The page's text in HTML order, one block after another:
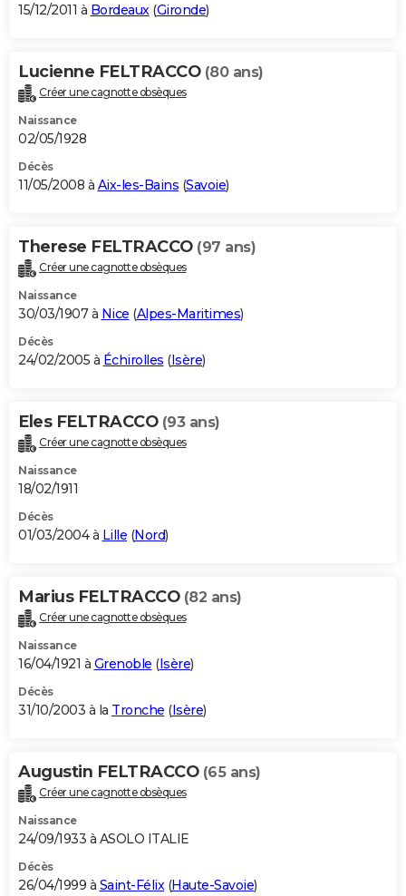
15/12/2011 à Bordeaux(Gironde)
Lucienne FELTRACCO (80 ans)
Créer une cagnotte obsèques
Naissance
02/05/1928
Décès
11/05/2008 à Aix-les-Bains (Savoie)
Therese FELTRACCO (97 ans)
Créer une cagnotte obsèques
Naissance
30/03/1907 à Nice (Alpes-Maritimes)
Décès
24/02/2005 à Échirolles (Isère)
Eles FELTRACCO (93 ans)
Créer une cagnotte obsèques
Naissance
18/02/1911
Décès
01/03/2004 à Lille (Nord)
Marius FELTRACCO (82 ans)
Créer une cagnotte obsèques
Naissance
16/04/1921 à Grenoble (Isère)
Décès
31/10/2003 à la Tronche (Isère)
Augustin FELTRACCO (65 ans)
Créer une cagnotte obsèques
Naissance
24/09/1933 à ASOLO ITALIE
Décès
26/04/1999 à Saint-Félix(Haute-Savoie)